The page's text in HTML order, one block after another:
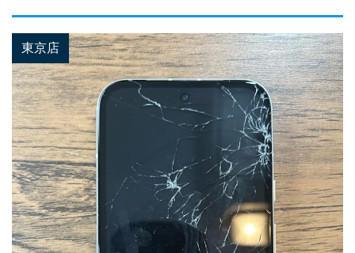
東京店